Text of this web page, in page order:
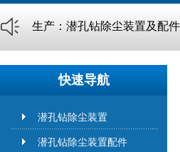
生产：潜孔钻除尘装置及配
快速导航
潜孔钻除尘装置
潜孔钻除尘装置配件